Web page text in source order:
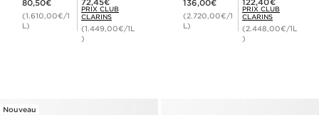
80,50€
(1.610,00€/1
L)
72,45€
PRIX CLUB
CLARINS
(1.449,00€/1L
)
136,00€
(2.720,00€/1
L)
122,40€
PRIX CLUB
CLARINS
(2.448,00€/1L
)
Nouveau